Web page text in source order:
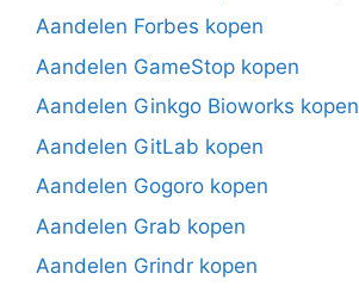
Aandelen Forbes kopen
Aandelen GameStop kopen
Aandelen Ginkgo Bioworks kopen
Aandelen GitLab kopen
Aandelen Gogoro kopen
Aandelen Grab kopen
Aandelen Grindr kopen